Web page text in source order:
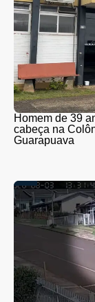
Homem de 39
cabeça na
Guarapuava